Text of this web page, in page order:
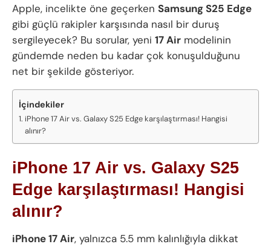
Apple, incelikte öne geçerken Samsung S25 Edge
gibi güçlü rakipler karşısında nasıl bir duruş
sergileyecek? Bu sorular, yeni 17 Air modelinin
gündemde neden bu kadar çok konuşulduğunu
net bir şekilde gösteriyor.
İçindekiler
iPhone 17 Air vs. Galaxy S25 Edge karşılaştırması! Hangisi
alınır?
iPhone 17 Air vs. Galaxy S25
Edge karşılaştırması! Hangisi
alınır?
iPhone 17 Air, yalnızca 5.5 mm kalınlığıyla dikkat